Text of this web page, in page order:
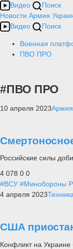
Видео
Поиск
Новости Армия
Видео
Поиск
Военная
ПВО ПРО
#ПВО ПРО
10 апреля 2023Армия
Российские силы
4 078 0 0
#ВСУ #Минобороны
4 апреля 2023
США
Конфликт на